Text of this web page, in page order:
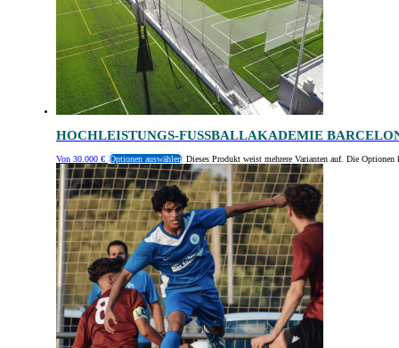
HOCHLEISTUNGS-FUSSBALLAKADEMIE
Von 30.000 € Optionen auswählen Dieses Produkt weist mehrere Varianten auf. Die